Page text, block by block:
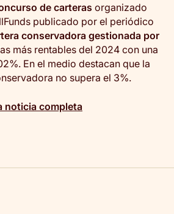
de carteras organizado
publicado por el periódico
conservadora gestionada por
más rentables del 2024 con una
En el medio destacan que la
no supera el 3%.
noticia completa